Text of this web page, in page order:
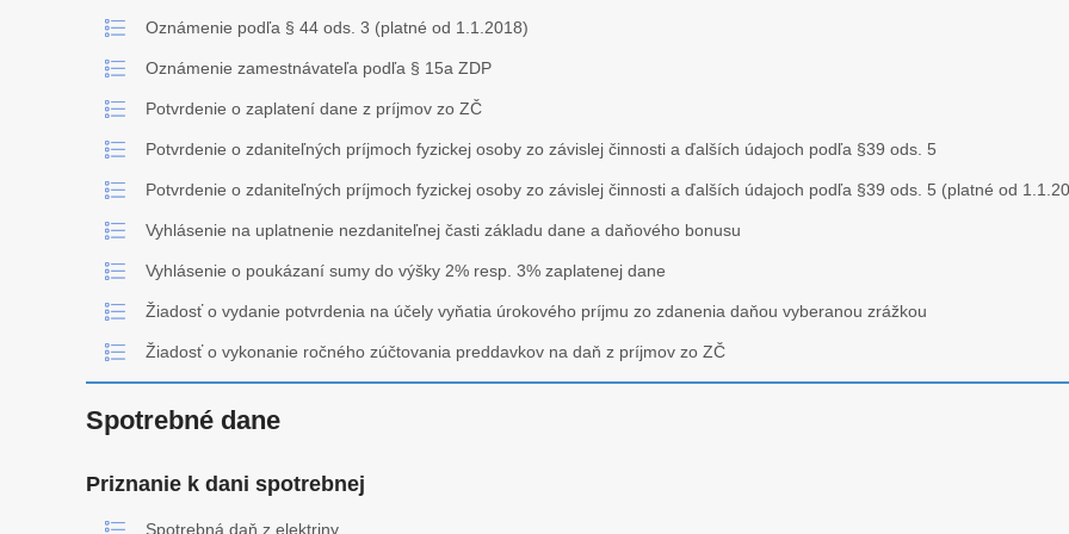
Oznámenie podľa § 44 ods. 3 (platné od 1.1.2018)
Oznámenie zamestnávateľa podľa § 15a ZDP
Potvrdenie o zaplatení dane z príjmov zo ZČ
Potvrdenie o zdaniteľných príjmoch fyzickej osoby zo závislej činnosti a ďalších údajoch podľa §39 ods. 5
Potvrdenie o zdaniteľných príjmoch fyzickej osoby zo závislej činnosti a ďalších údajoch podľa §39 ods. 5 (platné od
Vyhlásenie na uplatnenie nezdaniteľnej časti základu dane a daňového bonusu
Vyhlásenie o poukázaní sumy do výšky 2% resp. 3% zaplatenej dane
Žiadosť o vydanie potvrdenia na účely vyňatia úrokového príjmu zo zdanenia daňou vyberanou zrážkou
Žiadosť o vykonanie ročného zúčtovania preddavkov na daň z príjmov zo ZČ
Spotrebné dane
Priznanie k dani spotrebnej
Spotrebná daň z elektriny